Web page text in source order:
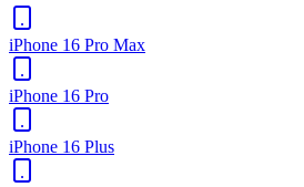
iPhone 16 Pro Max
iPhone 16 Pro
iPhone 16 Plus